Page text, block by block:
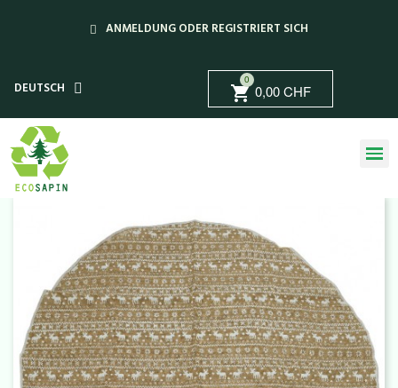
ANMELDUNG ODER REGISTRIERT SICH
DEUTSCH shopping_cart
0
0,00 CHF